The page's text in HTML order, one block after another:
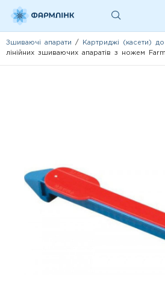
Зшиваючі апарати / Картриджі (касети) до
лінійних зшиваючих апаратів з ножем